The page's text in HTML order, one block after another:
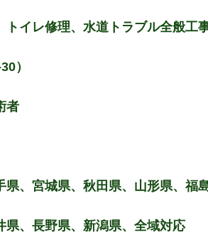
トイレ修理、水道トラブル全般工
）
者
県、宮城県、秋田県、山形県、福
県、長野県、新潟県、全域対応